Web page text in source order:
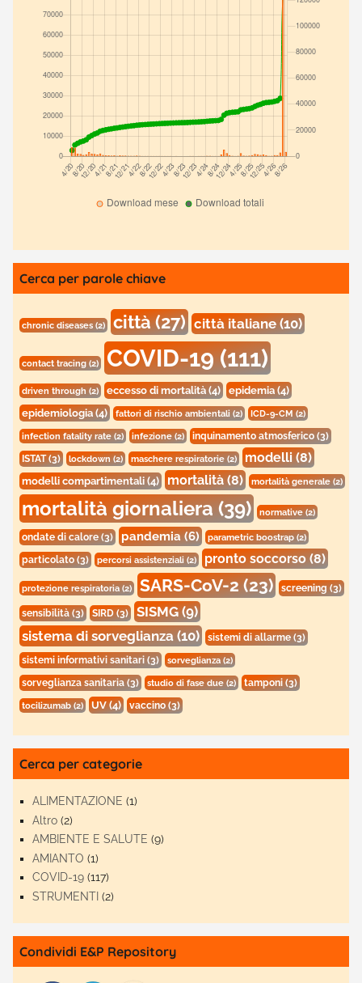
Cerca per parole chiave
chronic diseases(2) città(27) città italiane(10)
contact tracing(2) COVID-19(111)
driven through(2) eccesso di mortalità(4) epidemia(4)
epidemiologia(4) fattori di rischio ambientali (2) ICD-9-CM(2)
infection fatality rate(2) infezione(2) inquinamento atmosferico(3)
ISTAT(3) lockdown(2) maschere respiratorie(2) modelli(8)
modelli compartimentali (4) mortalità(8) mortalità generale(2)
mortalità giornaliera(39) normative(2)
ondate di calore(3) pandemia(6) parametric boostrap(2)
particolato(3) percorsi assistenziali(2) pronto soccorso(8)
protezione respiratoria(2) SARS-CoV-2(23) screening(3)
sensibilità(3) SIRD(3) SISMG(9)
sistema di sorveglianza(10) sistemi di allarme(3)
sistemi informativi sanitari(3) sorveglianza(2)
sorveglianza sanitaria(3) studio di fase due(2) tamponi(3)
tocilizumab(2) UV(4) vaccino(3)
Cerca per categorie
ALIMENTAZIONE (1)
Altro (2)
AMBIENTE E SALUTE (9)
AMIANTO (1)
COVID-19 (117)
STRUMENTI (2)
Condividi E&P Repository